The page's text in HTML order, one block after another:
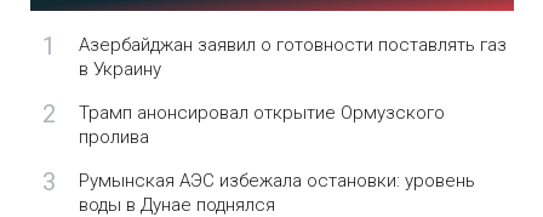
1
Азербайджан заявил о готовности поставлять газ
в Украину
2
Трамп анонсировал открытие Ормузского
пролива
3
Румынская АЭС избежала остановки: уровень
воды в Дунае поднялся